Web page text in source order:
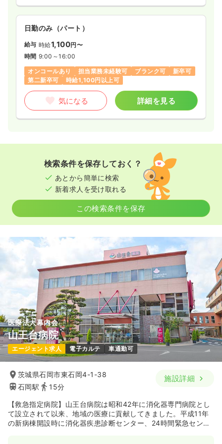
日勤のみ（パート）
給与 時給1,100円〜
時間 9:00～16:00
オンコールあり
担当業務未経験可 ブランク可
新卒可
第二新卒可
時給1,100円以上可
気になる 詳細を見る
検索条件を保存しておく？
あとから簡単に検索
新着求人を受け取れる
この検索条件を保存
医療法人幕内会
山王台病院
エージェント求人 電子カルテ 車通勤可
茨城県石岡市東石岡4-1-38
石岡駅
15分
施設詳細
【救急指定病院】山王台病院は昭和42年に消化器専門病院とし
て設立されて以来、地域の医療に貢献してきました。平成11年
の新病棟開設時に消化器疾患診断センター、24時間緊急センタ